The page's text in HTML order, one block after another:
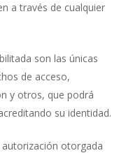
a través de cualquier
son las únicas
de acceso,
y otros, que podrá
su identidad.
otorgada